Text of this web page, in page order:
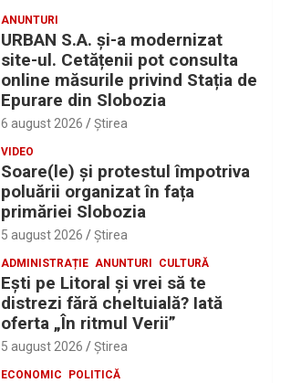
ANUNTURI
URBAN S.A. și-a modernizat
site-ul. Cetățenii pot consulta
online măsurile privind Stația de
Epurare din Slobozia
6 august 2026 Ştirea
VIDEO
Soare(le) și protestul împotriva
poluării organizat în fața
primăriei Slobozia
5 august 2026 Ştirea
ADMINISTRAȚIE ANUNTURI CULTURĂ
Eşti pe Litoral şi vrei să te
distrezi fără cheltuială? Iată
oferta „În ritmul Verii”
5 august 2026 Ştirea
ECONOMIC POLITICĂ